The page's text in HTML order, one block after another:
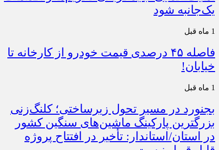
یک‌جانبه شود
1 ماه قبل
فاصله ۴۵ درصدی قیمت خودرو از کارخانه تا
خیابان!
1 ماه قبل
بجنورد در مسیر تحول زیرساختی؛ کلنگ‌زنی
بزرگترین پارکینگ ماشین‌های سنگین کشور
در استان/استاندار: تأخیر در افتتاح پروژه